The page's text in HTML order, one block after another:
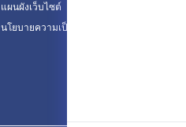
แผนผังเว็บไซต์
นโยบายความเป็นส่วนตัว